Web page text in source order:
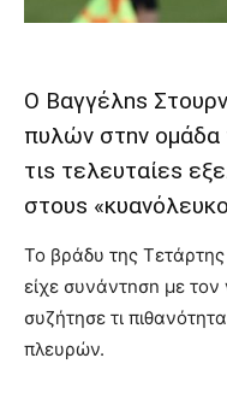
Ο Βαγγέλns
πυλών στnν
τιs τελευταίεs
στουs
Το βράδυ της
είχε συνάντnσn με τον
συζήτησε τι
πλευρών.